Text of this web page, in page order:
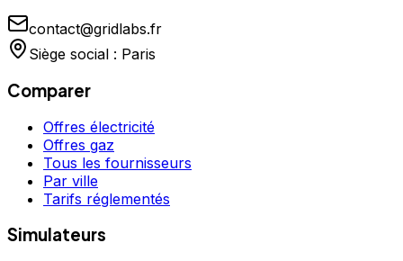
contact@gridlabs.fr
Siège social : Paris
Comparer
Offres électricité
Offres gaz
Tous les fournisseurs
Par ville
Tarifs réglementés
Simulateurs